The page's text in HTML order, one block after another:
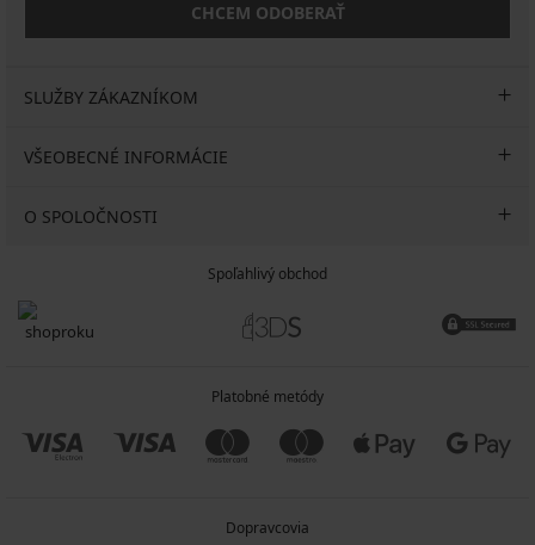
CHCEM ODOBERAŤ
SLUŽBY ZÁKAZNÍKOM
VŠEOBECNÉ INFORMÁCIE
O SPOLOČNOSTI
Spoľahlivý obchod
Platobné metódy
Dopravcovia